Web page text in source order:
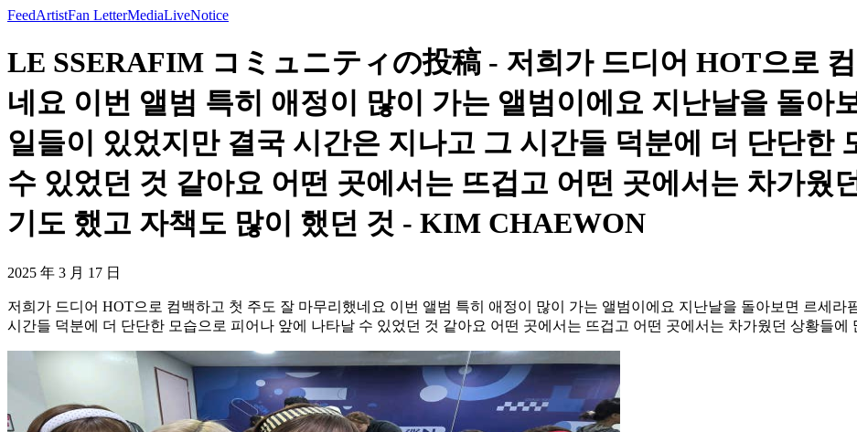
FeedArtistFan LetterMediaLiveNotice
LE SSERAFIM コミュニティの投稿 - 저희가 드디어 HOT으로
네요 이번 앨범 특히 애정이 많이 가는 앨범이에요 지난날을 돌아
일들이 있었지만 결국 시간은 지나고 그 시간들 덕분에 더 단단한
수 있었던 것 같아요 어떤 곳에서는 뜨겁고 어떤 곳에서는 차가웠
기도 했고 자책도 많이 했던 것 - KIM CHAEWON
2025 年 3 月 17 日
저희가 드디어 HOT으로 컴백하고 첫 주도 잘 마무리했네요 이번 앨범 특히 애정이 많이 가는 앨범이에요 지난날을 돌아보면 르세
시간들 덕분에 더 단단한 모습으로 피어나 앞에 나타날 수 있었던 것 같아요 어떤 곳에서는 뜨겁고 어떤 곳에서는 차가웠던 상황들